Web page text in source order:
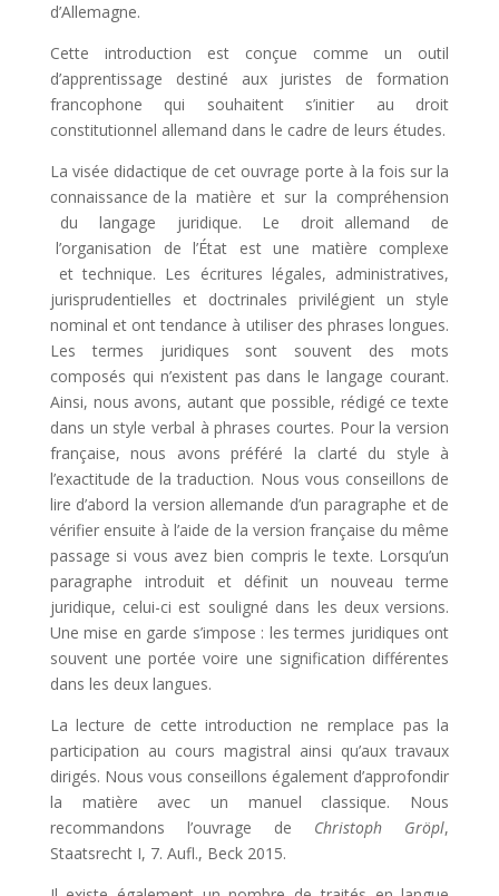
d’Allemagne.
Cette introduction est conçue comme un outil
d’apprentissage destiné aux juristes de formation
francophone qui souhaitent s’initier au droit
constitutionnel allemand dans le cadre de leurs études.
La visée didactique de cet ouvrage porte à la fois sur la
connaissance de la matière et sur la compréhension
du langage juridique. Le droit allemand de
l’organisation de l’État est une matière complexe
et technique. Les écritures légales, administratives,
jurisprudentielles et doctrinales privilégient un style
nominal et ont tendance à utiliser des phrases longues.
Les termes juridiques sont souvent des mots
composés qui n’existent pas dans le langage courant.
Ainsi, nous avons, autant que possible, rédigé ce texte
dans un style verbal à phrases courtes. Pour la version
française, nous avons préféré la clarté du style à
l’exactitude de la traduction. Nous vous conseillons de
lire d’abord la version allemande d’un paragraphe et de
vérifier ensuite à l’aide de la version française du même
passage si vous avez bien compris le texte. Lorsqu’un
paragraphe introduit et définit un nouveau terme
juridique, celui-ci est souligné dans les deux versions.
Une mise en garde s’impose : les termes juridiques ont
souvent une portée voire une signification différentes
dans les deux langues.
La lecture de cette introduction ne remplace pas la
participation au cours magistral ainsi qu’aux travaux
dirigés. Nous vous conseillons également d’approfondir
la matière avec un manuel classique. Nous
recommandons l’ouvrage de Christoph Gröpl,
Staatsrecht I, 7. Aufl., Beck 2015.